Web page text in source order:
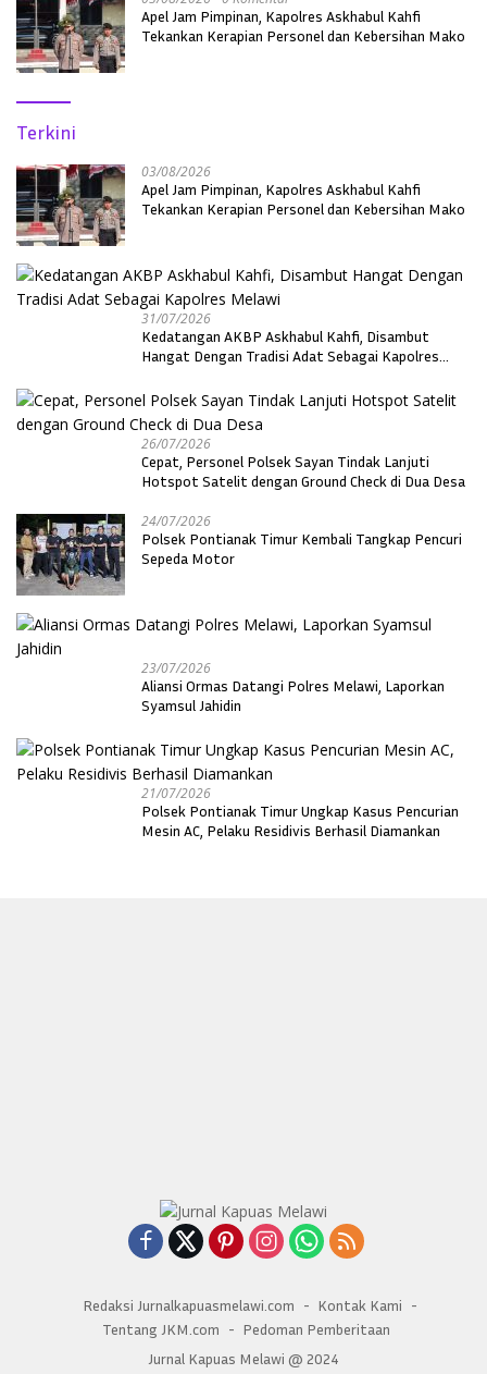
Apel Jam Pimpinan, Kapolres Askhabul Kahfi
Tekankan Kerapian Personel dan Kebersihan Mako
Terkini
03/08/2026
Apel Jam Pimpinan, Kapolres Askhabul Kahfi
Tekankan Kerapian Personel dan Kebersihan Mako
31/07/2026
Kedatangan AKBP Askhabul Kahfi, Disambut
Hangat Dengan Tradisi Adat Sebagai Kapolres
26/07/2026
Cepat, Personel Polsek Sayan Tindak Lanjuti
Hotspot Satelit dengan Ground Check di Dua Desa
24/07/2026
Polsek Pontianak Timur Kembali Tangkap Pencuri
Sepeda Motor
23/07/2026
Aliansi Ormas Datangi Polres Melawi, Laporkan
Syamsul Jahidin
21/07/2026
Polsek Pontianak Timur Ungkap Kasus Pencurian
Mesin AC, Pelaku Residivis Berhasil Diamankan
Redaksi Jurnalkapuasmelawi.com
Kontak Kami
Tentang JKM.com
Pedoman Pemberitaan
Jurnal Kapuas Melawi @ 2024